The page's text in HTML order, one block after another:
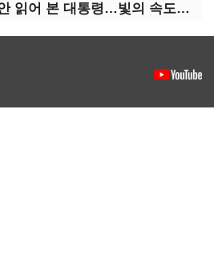
장동혁 "형소법도 안 읽어 본 대통령…빛의 속도로 무너질 것"